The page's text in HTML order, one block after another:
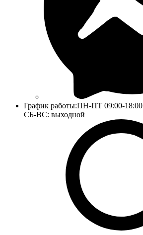
График работы:ПН-ПТ 09:00-18:00
СБ-ВС: выходной